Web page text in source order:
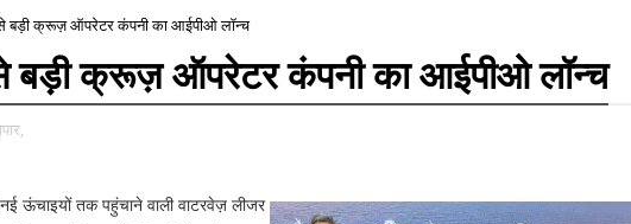
बड़ी क्रूज़ ऑपरेटर कंपनी का आईपीओ लॉन्च
बड़ी क्रूज़ ऑपरेटर कंपनी का आईपीओ लॉन्च
ऊंचाइयों तक पहुंचाने वाली वाटरवेज़ लीजर